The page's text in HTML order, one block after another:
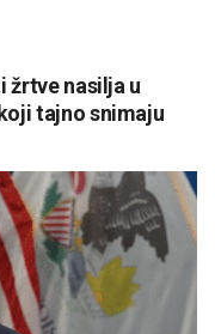
žrtve nasilja u
tajno snimaju